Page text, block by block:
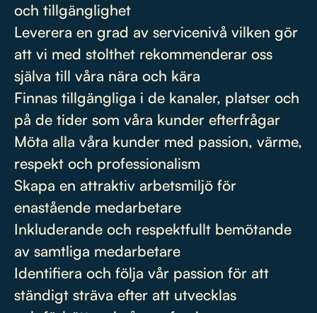
och tillgänglighet
Leverera en grad av servicenivå vilken gör
att vi med stolthet rekommenderar oss
själva till våra nära och kära
Finnas tillgängliga i de kanaler, platser och
på de tider som våra kunder efterfrågar
Möta alla våra kunder med passion, värme,
respekt och professionalism
Skapa en attraktiv arbetsmiljö för
enastående medarbetare
Inkluderande och respektfullt bemötande
av samtliga medarbetare
Identifiera och följa vår passion för att
ständigt sträva efter att utvecklas